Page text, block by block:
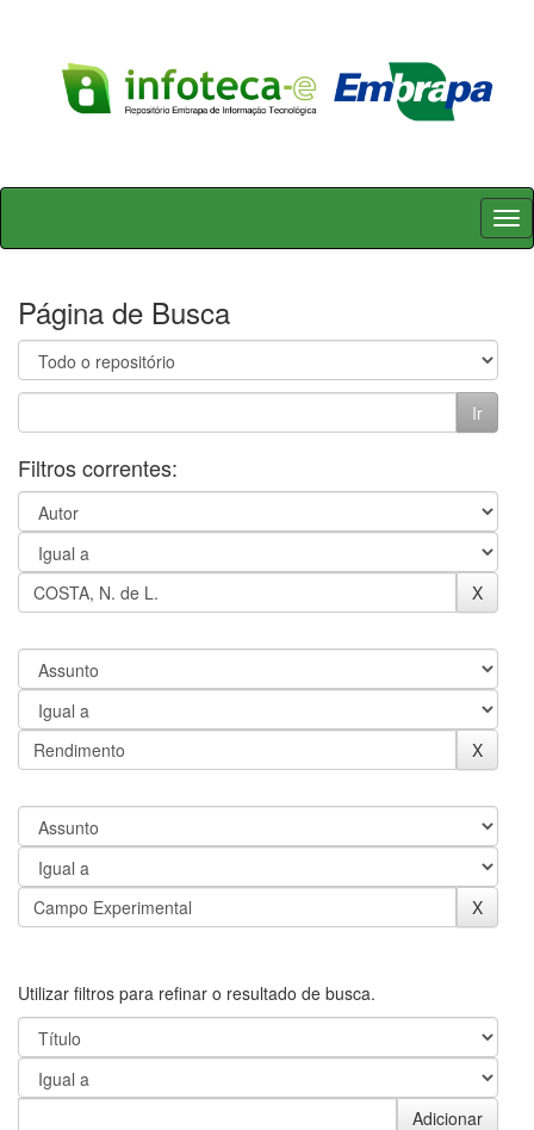
Skip
Página de Busca
Filtros correntes:
Utilizar filtros para refinar o resultado de busca.